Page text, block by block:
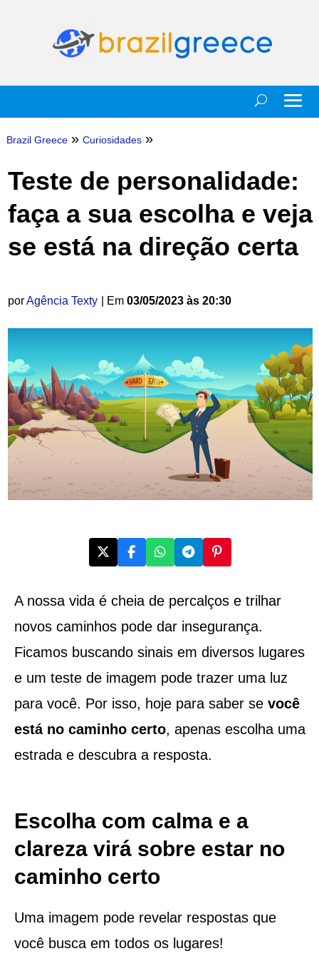
Brazil Greece » Curiosidades »
Teste de personalidade:
faça a sua escolha e veja
se está na direção certa
porAgência Texty | Em 03/05/2023 às 20:30
A nossa vida é cheia de percalços e trilhar
novos caminhos pode dar insegurança.
Ficamos buscando sinais em diversos lugares
e um teste de imagem pode trazer uma luz
para você. Por isso, hoje para saber se você
está no caminho certo, apenas escolha uma
estrada e descubra a resposta.
Escolha com calma e a
clareza virá sobre estar no
caminho certo
Uma imagem pode revelar respostas que
você busca em todos os lugares!